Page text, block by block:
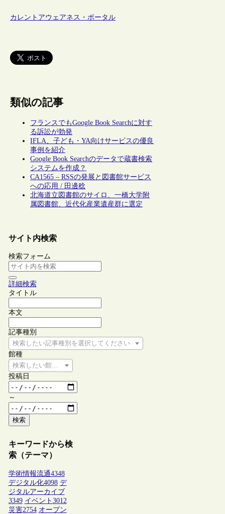
カレントアウェアネス・ポータル
類似の記事
フランスでもGoogle Book Searchに対す
る訴訟が勃発
IFLA、子ども・YA向けサービスの優良
事例を紹介
Google Book Searchのデータで蔵書検索
システムを作成？
CA1565 – RSSの発展と図書館サービス
への応用 / 田邊稔
北海道立図書館のサイロ、一橋大学附
属図書館、近代化産業遺産群に選定
サイト内検索
検索フォーム
詳細検索
タイトル
本文
記事種別
検索したい記事種別を選択してください
館種
検索したい館種を選択してください
投稿日
～
検索
キーワードから検
索（テーマ）
学術情報流通4348
デジタル化4098 デ
ジタルアーカイブ
3349 イベント 3012
災害2754 オープン